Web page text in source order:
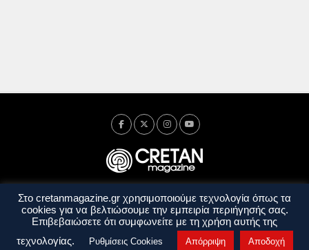
Ταυτότητα Πολιτική Απορρήτου
Όροι Χρήσης
Όροι και Προϋποθέσεις
Copyright © 2014 - 2026 Cretanmagazine. All rights reserved. byj. bitsakakis
Στο cretanmagazine.gr χρησιμοποιούμε τεχνολογία όπως τα
cookies για να βελτιώσουμε την εμπειρία περιήγησής σας.
Επιβεβαιώσετε ότι συμφωνείτε με τη χρήση αυτής της
τεχνολογίας.
Ρυθμίσεις Cookies Απόρριψη Αποδοχή